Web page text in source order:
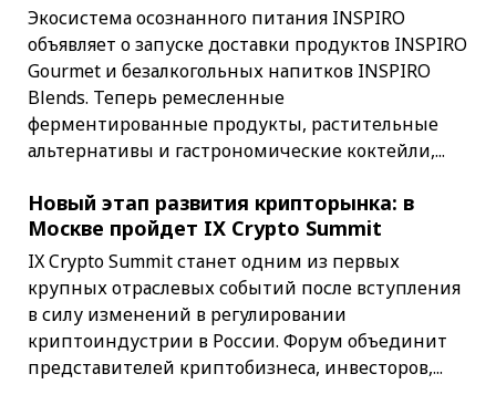
Экосистема осознанного питания INSPIRO
объявляет о запуске доставки продуктов INSPIRO
Gourmet и безалкогольных напитков INSPIRO
Blends. Теперь ремесленные
ферментированные продукты, растительные
альтернативы и гастрономические коктейли,...
Новый этап развития крипторынка: в
Москве пройдет IX Crypto Summit
IX Crypto Summit станет одним из первых
крупных отраслевых событий после вступления
в силу изменений в регулировании
криптоиндустрии в России. Форум объединит
представителей криптобизнеса, инвесторов,...